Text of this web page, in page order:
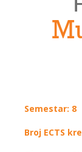
Semestar: 8
Broj ECTS